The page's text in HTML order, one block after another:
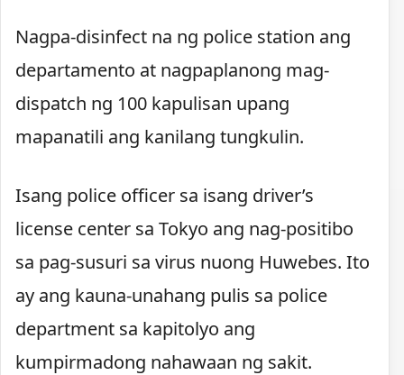
Nagpa-disinfect na ng police station ang
departamento at nagpaplanong mag-
dispatch ng 100 kapulisan upang
mapanatili ang kanilang tungkulin.
Isang police officer sa isang driver’s
license center sa Tokyo ang nag-positibo
sa pag-susuri sa virus nuong Huwebes. Ito
ay ang kauna-unahang pulis sa police
department sa kapitolyo ang
kumpirmadong nahawaan ng sakit.